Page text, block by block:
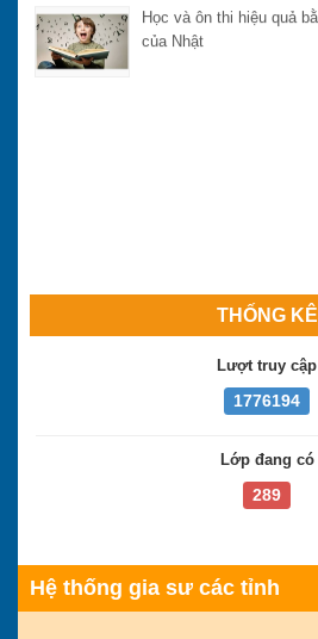
THỐNG KÊ
Lượt truy cập
1776194
Lớp đang có
289
Hệ thống gia sư các tỉnh